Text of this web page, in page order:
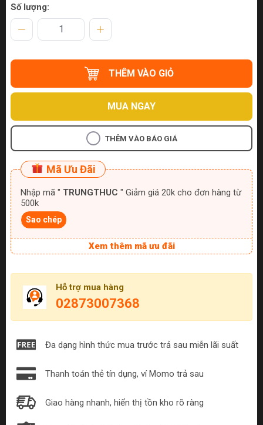
Số lượng:
THÊM VÀO GIỎ
MUA NGAY
THÊM VÀO BÁO GIÁ
Mã Ưu Đãi
Nhập mã " TRUNGTHUC " Giảm giá 20k cho đơn hàng từ
500k
Sao chép
Xem thêm mã ưu đãi
Hỗ trợ mua hàng
02873007368
Đa dạng hình thức mua trước trả sau miễn lãi suất
Thanh toán thẻ tín dụng, ví Momo trả sau
Giao hàng nhanh, hiển thị tồn kho rõ ràng